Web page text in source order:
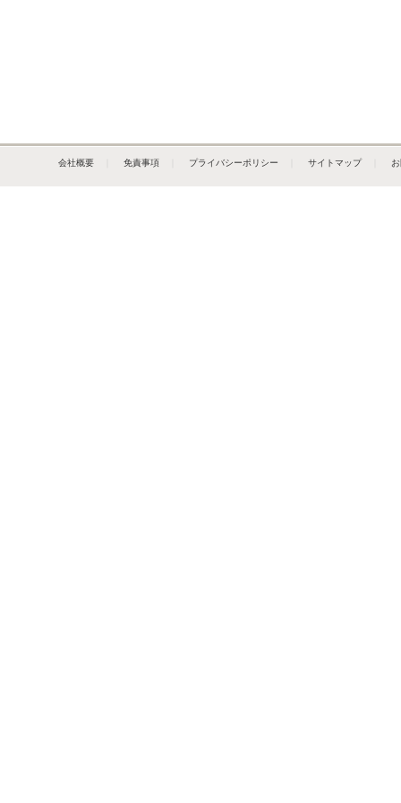
会社概要 免責事項 プライバシーポリシー サイトマップ｜